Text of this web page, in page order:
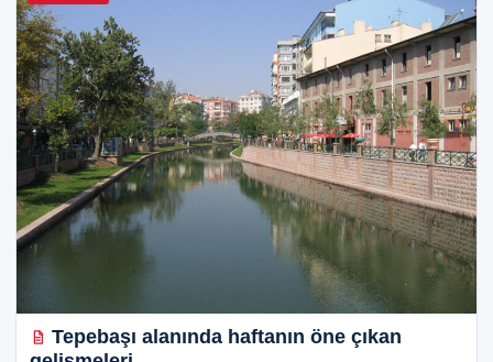
Tepebaşı alanında haftanın öne çıkan